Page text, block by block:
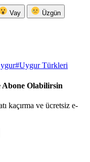
Vay Üzgün
#Uygur Türkleri
Abone Olabilirsin
kaçırma ve ücretsiz e-